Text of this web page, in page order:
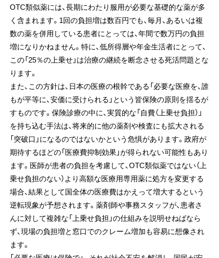
OTC類似薬には、長期にわたり服用が必要な基礎的な薬が多
く含まれます。1回の負担増は数百円でも、毎月、あるいは複
数の薬を併用している患者にとっては、年間で数万円の負担
増になりかねません。特に、低所得層や年金生活者にとって、
この「25％の上乗せ」は治療の継続を断念させる死活問題とな
ります。
また、この方針は、日本の医療の根幹である「必要な医療を、誰
もが平等に、安価に受けられる」という皆保険の原則を揺るが
すものです。保険診療の中に、実質的な「自費（上乗せ負担）」
を持ち込む手法は、将来的に他の薬剤や検査にも拡大される
「突破口」になるのではないかという危惧があります。政府が
期待するほどの「医療費抑制効果」が得られない可能性もあり
ます。医師が患者の負担を考慮して、OTC類似薬ではない（上
乗せ負担のない）より高額な医療用専用薬に処方を変更する
場合、結果として国全体の医療費はかえって増大するという
逆転現象が予想されます。薬剤師や事務スタッフが、患者さ
んに対して複雑な「上乗せ負担」の仕組みを説明せねばなら
ず、現場の負担増と窓口でのクレーム増加も容易に想像され
ます。